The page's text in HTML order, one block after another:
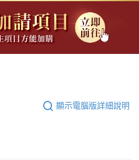
顯示電腦版詳細說明